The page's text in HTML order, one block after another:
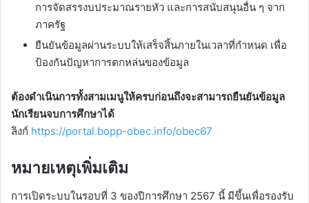
การจัดสรรงบประมาณรายหัว และการสนับสนุนอื่น ๆ จาก
ภาครัฐ
ยืนยันข้อมูลผ่านระบบให้เสร็จสิ้นภายในเวลาที่กำหนด เพื่อ
ป้องกันปัญหาการตกหล่นของข้อมูล
ต้องดำเนินการทั้งสามเมนูให้ครบก่อนถึงจะสามารถยืนยันข้อมูล
นักเรียนจบการศึกษาได้
ลิงก์ https://portal.bopp-obec.info/obec67
หมายเหตุเพิ่มเติม
การเปิดระบบในรอบที่ 3 ของปีการศึกษา 2567 นี้ มีขึ้นเพื่อรองรับ